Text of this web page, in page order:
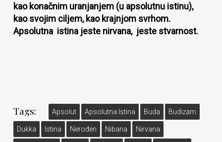
kao konačnim uranjanjem (u apsolutnu istinu),
kao svojim ciljem, kao krajnjom svrhom.
Apsolutna istina jeste nirvana, jeste stvarnost.
Tags: Apsolut Apsolutna Istina Buda Budizam
Dukka Istina Nerođen Nibana Nirvana